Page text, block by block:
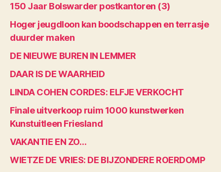
150 Jaar Bolswarder postkantoren (3)
Hoger jeugdloon kan boodschappen en terrasje
duurder maken
DE NIEUWE BUREN IN LEMMER
DAAR IS DE WAARHEID
LINDA COHEN CORDES: ELFJE VERKOCHT
Finale uitverkoop ruim 1000 kunstwerken
Kunstuitleen Friesland
VAKANTIE EN ZO…
WIETZE DE VRIES: DE BIJZONDERE ROERDOMP